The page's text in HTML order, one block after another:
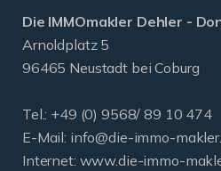
Die IMMOmakler Dehler -
Arnoldplatz 5
96465 Neustadt bei Coburg
Tel.: +49 (0) 9568/ 89 10 474
E-Mail: info@die-immo-
Internet: www.die-immo-